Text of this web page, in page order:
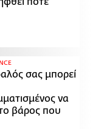
σας μπορεί
να
βάρος που